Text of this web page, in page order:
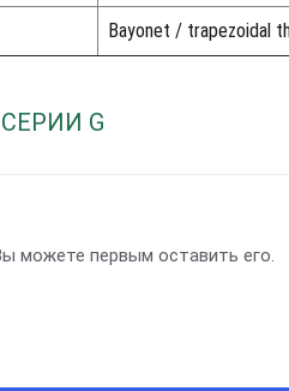
Bayonet / trapezoidal
G
можете первым оставить его.